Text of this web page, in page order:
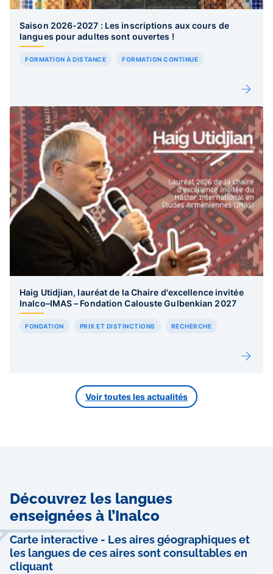
Saison 2026-2027 : Les inscriptions aux cours de
langues pour adultes sont ouvertes !
FORMATION À DISTANCE FORMATION CONTINUE
Haig Utidjian, lauréat de la Chaire d'excellence invitée
Inalco–IMAS – Fondation Calouste Gulbenkian 2027
FONDATION PRIX ET DISTINCTIONS RECHERCHE
Voir toutes les actualités
Découvrez les langues
enseignées à l’Inalco
Carte interactive - Les aires géographiques et
les langues de ces aires sont consultables en
cliquant